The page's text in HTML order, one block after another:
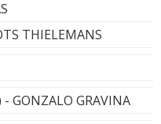
THIELEMANS
GONZALO GRAVINA